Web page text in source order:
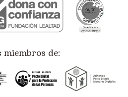
miembros de: